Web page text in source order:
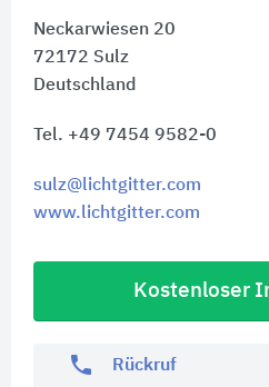
Neckarwiesen 20
72172 Sulz
Deutschland
Tel. +49 7454 9582-0
sulz@lichtgitter.com
www.lichtgitter.com
Kostenloser
phone Rückruf